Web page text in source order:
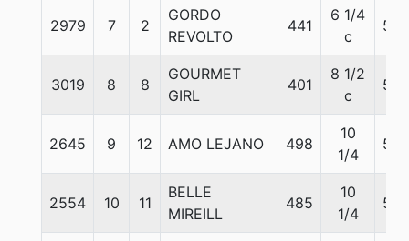
2979 7 2
GORDO
REVOLTO
441
6 1/4
c
56
3019 8 8
GOURMET
GIRL
401
8 1/2
c
56
2645 9 12 AMO LEJANO 498
10
1/4
56
2554 10 11
BELLE
MIREILL
485
10
1/4
56